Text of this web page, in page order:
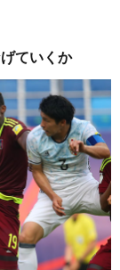
ていくか